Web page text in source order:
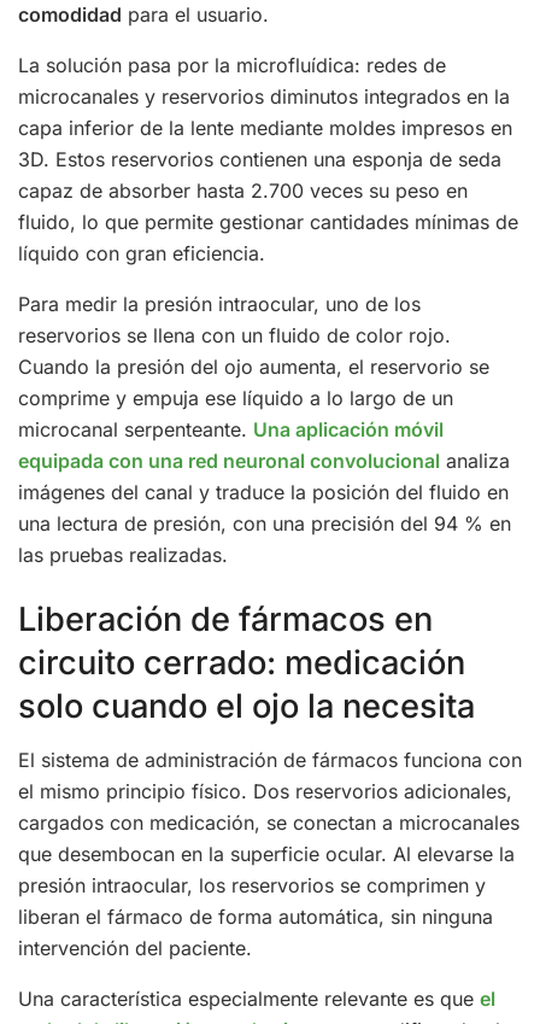
comodidad para el usuario.
La solución pasa por la microfluídica: redes de
microcanales y reservorios diminutos integrados en la
capa inferior de la lente mediante moldes impresos en
3D. Estos reservorios contienen una esponja de seda
capaz de absorber hasta 2.700 veces su peso en
fluido, lo que permite gestionar cantidades mínimas de
líquido con gran eficiencia.
Para medir la presión intraocular, uno de los
reservorios se llena con un fluido de color rojo.
Cuando la presión del ojo aumenta, el reservorio se
comprime y empuja ese líquido a lo largo de un
microcanal serpenteante. Una aplicación móvil
equipada con una red neuronal convolucional analiza
imágenes del canal y traduce la posición del fluido en
una lectura de presión, con una precisión del 94 % en
las pruebas realizadas.
Liberación de fármacos en
circuito cerrado: medicación
solo cuando el ojo la necesita
El sistema de administración de fármacos funciona con
el mismo principio físico. Dos reservorios adicionales,
cargados con medicación, se conectan a microcanales
que desembocan en la superficie ocular. Al elevarse la
presión intraocular, los reservorios se comprimen y
liberan el fármaco de forma automática, sin ninguna
intervención del paciente.
Una característica especialmente relevante es que el